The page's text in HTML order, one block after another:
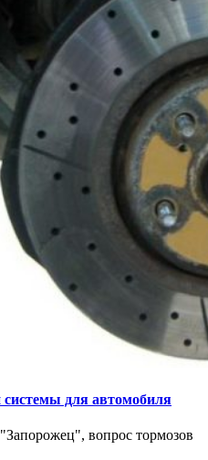
для автомобиля
вопрос тормозов